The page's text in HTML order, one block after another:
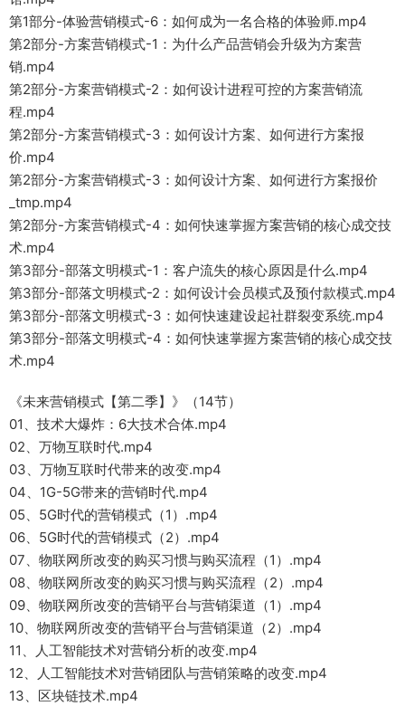
第1部分-体验营销模式-6：如何成为一名合格的体验师.mp4
第2部分-方案营销模式-1：为什么产品营销会升级为方案营
销.mp4
第2部分-方案营销模式-2：如何设计进程可控的方案营销流
程.mp4
第2部分-方案营销模式-3：如何设计方案、如何进行方案报
价.mp4
第2部分-方案营销模式-3：如何设计方案、如何进行方案报价
_tmp.mp4
第2部分-方案营销模式-4：如何快速掌握方案营销的核心成交技
术.mp4
第3部分-部落文明模式-1：客户流失的核心原因是什么.mp4
第3部分-部落文明模式-2：如何设计会员模式及预付款模式.mp4
第3部分-部落文明模式-3：如何快速建设起社群裂变系统.mp4
第3部分-部落文明模式-4：如何快速掌握方案营销的核心成交技
术.mp4
《未来营销模式【第二季】》（14节）
01、技术大爆炸：6大技术合体.mp4
02、万物互联时代.mp4
03、万物互联时代带来的改变.mp4
04、1G-5G带来的营销时代.mp4
05、5G时代的营销模式（1）.mp4
06、5G时代的营销模式（2）.mp4
07、物联网所改变的购买习惯与购买流程（1）.mp4
08、物联网所改变的购买习惯与购买流程（2）.mp4
09、物联网所改变的营销平台与营销渠道（1）.mp4
10、物联网所改变的营销平台与营销渠道（2）.mp4
11、人工智能技术对营销分析的改变.mp4
12、人工智能技术对营销团队与营销策略的改变.mp4
13、区块链技术.mp4